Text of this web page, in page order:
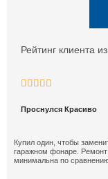
Рейтинг клиента

Проснулся Красиво
Купил один, чтобы
гаражном фонаре. Ремонт
минимальна по